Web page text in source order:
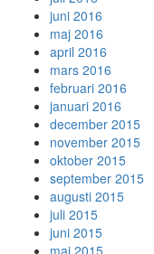
juni 2016
maj 2016
april 2016
mars 2016
februari 2016
januari 2016
december 2015
november 2015
oktober 2015
september 2015
augusti 2015
juli 2015
juni 2015
maj 2015